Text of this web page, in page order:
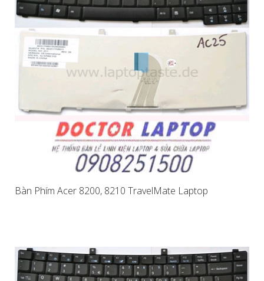
Bàn Phím Acer 8200, 8210 TravelMate Laptop